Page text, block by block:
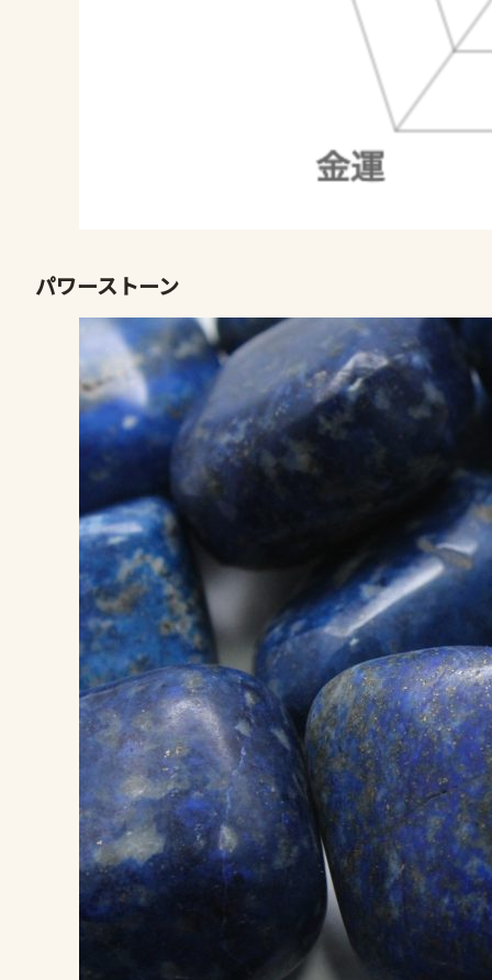
パワーストーン